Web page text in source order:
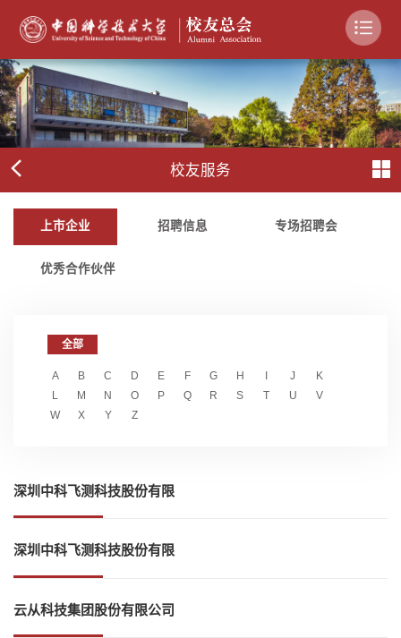
校友服务
上市企业 招聘信息 专场招聘会
优秀合作伙伴
全部
A B C D E F G H J
K
L
M N O P Q R S T U
V
W
X Y Z
深圳中科飞测科技股份有限
深圳中科飞测科技股份有限
云从科技集团股份有限公司